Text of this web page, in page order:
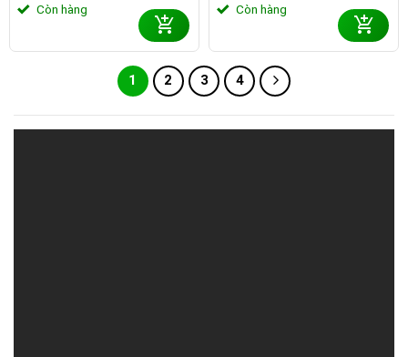
Còn hàng Còn hàng
1 2 3 4